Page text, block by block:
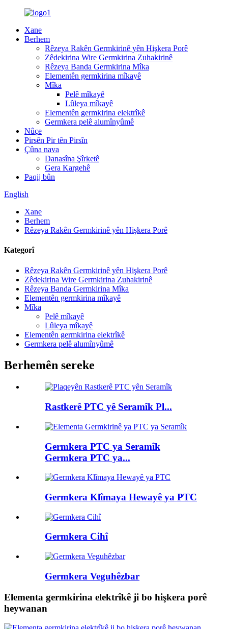
Xane
Berhem
Rêzeya Rakên Germkirinê yên Hişkera Porê
Zêdekirina Wire Germkirina Zuhakirinê
Rêzeya Banda Germkirina Mîka
Elementên germkirina mîkayê
Mîka
Pelê mîkayê
Lûleya mîkayê
Elementên germkirina elektrîkê
Germkera pelê alumînyûmê
Nûçe
Pirsên Pir tên Pirsîn
Çûna nava
Danasîna Şîrketê
Gera Kargehê
Paqij bûn
English
Xane
Berhem
Rêzeya Rakên Germkirinê yên Hişkera Porê
Kategorî
Rêzeya Rakên Germkirinê yên Hişkera Porê
Zêdekirina Wire Germkirina Zuhakirinê
Rêzeya Banda Germkirina Mîka
Elementên germkirina mîkayê
Mîka
Pelê mîkayê
Lûleya mîkayê
Elementên germkirina elektrîkê
Germkera pelê alumînyûmê
Berhemên sereke
Rastkerê PTC yê ​​Seramîk Pl...
Germkera PTC ya Seramîk
Germkera PTC ya...
Germkera Klîmaya Hewayê ya PTC
Germkera Cihî
Germkera Veguhêzbar
Elementa germkirina elektrîkê ji bo hişkera porê
heywanan